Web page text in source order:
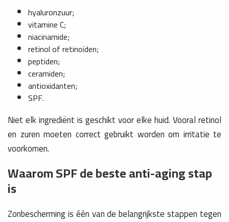
hyaluronzuur;
vitamine C;
niacinamide;
retinol of retinoïden;
peptiden;
ceramiden;
antioxidanten;
SPF.
Niet elk ingrediënt is geschikt voor elke huid. Vooral retinol
en zuren moeten correct gebruikt worden om irritatie te
voorkomen.
Waarom SPF de beste anti-aging stap
is
Zonbescherming is één van de belangrijkste stappen tegen